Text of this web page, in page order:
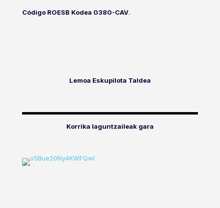
Código ROESB Kodea 0380-CAV.
Lemoa Eskupilota Taldea
Korrika laguntzaileak gara